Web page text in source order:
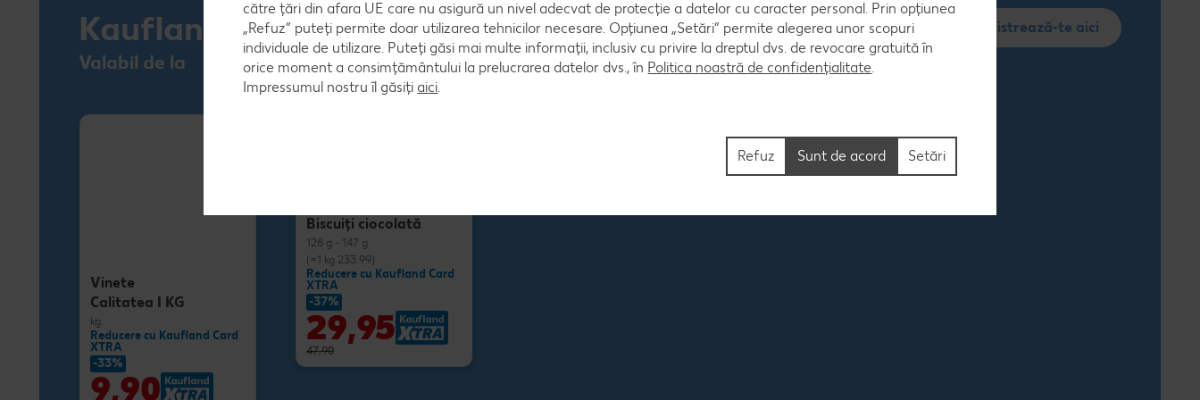
Kaufland Card XTRA
Valabil de la
Înregistrează-te aici
Vinete
Calitatea I KG
kg
Reducere cu Kaufland Card
XTRA
-33%
9,90
Biscuiţi ciocolată
128 g - 147 g
(=1 kg 233.99)
Reducere cu Kaufland Card
XTRA
-37%
29,95
47,90
către țări din afara UE care nu asigură un nivel adecvat de protecție a datelor cu caracter personal. Prin opțiunea
„Refuz” puteți permite doar utilizarea tehnicilor necesare. Opțiunea „Setări” permite alegerea unor scopuri
individuale de utilizare. Puteți găsi mai multe informații, inclusiv cu privire la dreptul dvs. de revocare gratuită în
orice moment a consimțământului la prelucrarea datelor dvs., în Politica noastră de confidențialitate.
Impressumul nostru îl găsiți aici.
Setări
Refuz Sunt de acord